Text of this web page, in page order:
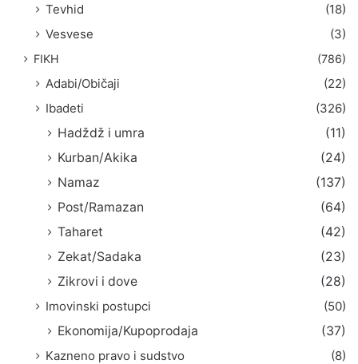
Tevhid
(18)
Vesvese
(3)
FIKH (786)
Adabi/Običaji
(22)
Ibadeti
(326)
Hadždž i umra
(11)
Kurban/Akika
(24)
Namaz
(137)
Post/Ramazan
(64)
Taharet
(42)
Zekat/Sadaka
(23)
Zikrovi i dove
(28)
Imovinski postupci
(50)
Ekonomija/Kupoprodaja
(37)
Kazneno pravo i sudstvo
(8)